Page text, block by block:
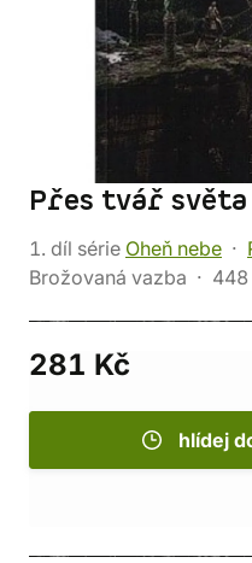
Přes tvář světa
1. díl série Oheň nebe
Brožovaná vazba
448
281 Kč
hlídej